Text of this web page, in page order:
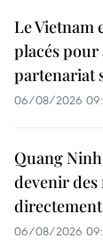
Le Vietnam
placés
partenariat
06/08/2026
Quang
devenir
06/08/2026